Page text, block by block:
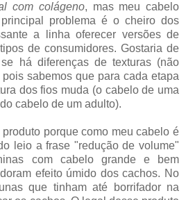
com colágeno, mas meu cabelo
problema é o cheiro dos
a linha oferecer versões de
de consumidores. Gostaria de
há diferenças de texturas (não
sabemos que para cada etapa
dos fios muda (o cabelo de uma
cabelo de um adulto).
porque como meu cabelo é
leio a frase "redução de volume"
com cabelo grande e bem
efeito úmido dos cachos. No
que tinham até borrifador na